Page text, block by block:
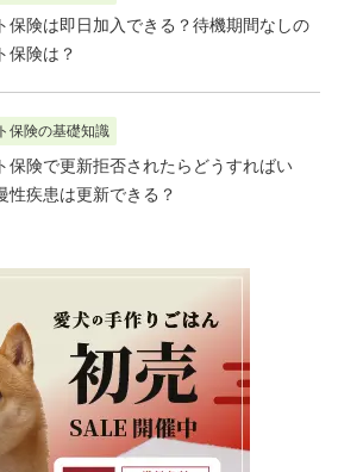
保険は即日加入できる？待機期間なしの
保険は？
保険の基礎知識
保険で更新拒否されたらどうすればい
性疾患は更新できる？